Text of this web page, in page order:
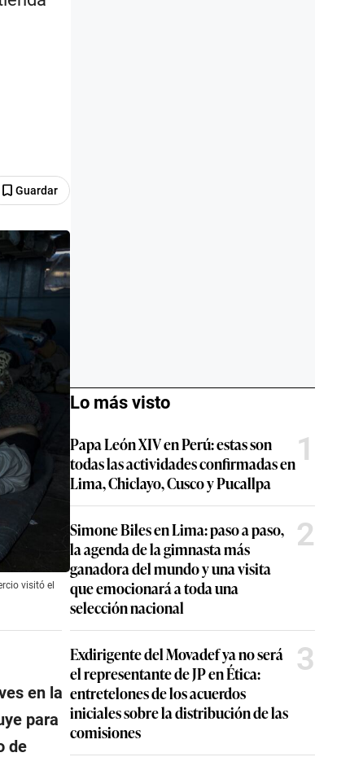
Guardar
visitó el
en la
para
de
Lo más visto
Papa León XIV en Perú: estas son
todas las actividades confirmadas en
Lima, Chiclayo, Cusco y Pucallpa
1
Simone Biles en Lima: paso a paso,
la agenda de la gimnasta más
ganadora del mundo y una visita
que emocionará a toda una
selección nacional
2
Exdirigente del Movadef ya no será
el representante de JP en Ética:
entretelones de los acuerdos
iniciales sobre la distribución de las
comisiones
3